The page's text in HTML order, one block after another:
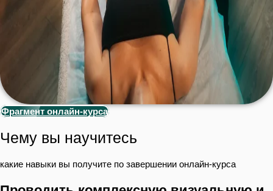
Фрагмент онлайн-курса
Чему вы научитесь
какие навыки вы получите по завершении онлайн-курса